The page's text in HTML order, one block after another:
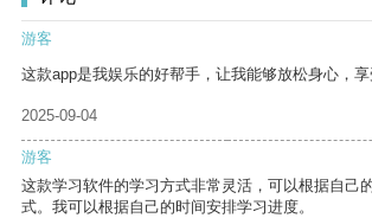
游客
这款app是我娱乐的好帮手，让我能够放松身心，享
2025-09-04
游客
这款学习软件的学习方式非常灵活，可以根据自己
式。我可以根据自己的时间安排学习进度。